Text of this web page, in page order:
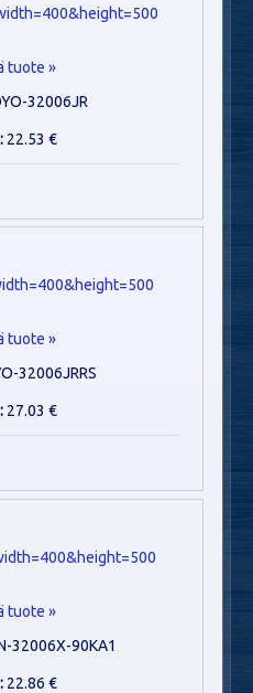
tuote »
32006JR
22.53 €
tuote »
32006JRRS
27.03 €
tuote »
32006X-90KA1
22.86 €